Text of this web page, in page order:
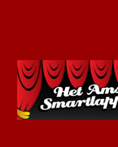
Het Amsterdams